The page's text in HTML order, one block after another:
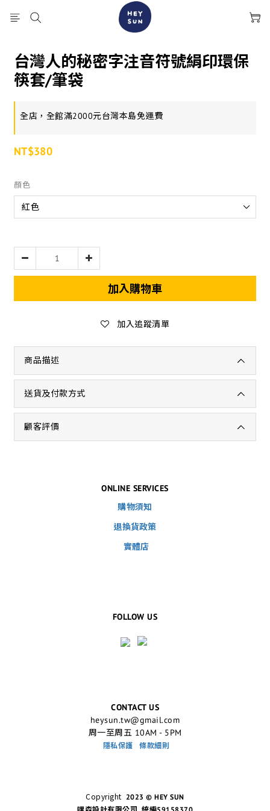
台灣人的秘密字注音符號絹印環保
筷套/筆袋
全店，全館滿2000元台灣本島免運費
NT$380
顏色
加入購物車
加入追蹤清單
商品描述
送貨及付款方式
顧客評價
ONLINE SERVICES
購物須知
退換貨政策
實體店
FOLLOW US
CONTACT US
heysun.tw@gmail.com
周一至周五 10AM - 5PM
隱私保護 條款細則
Copyright 2023 © HEY SUN
嘿森設計有限公司 統編59158370